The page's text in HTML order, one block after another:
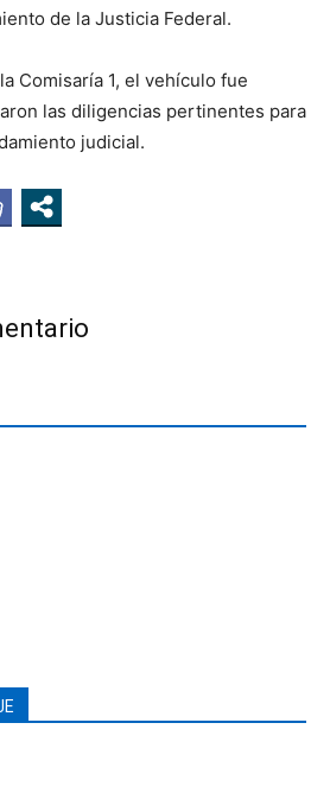
de la Justicia Federal.
Comisaría 1, el vehículo fue
las diligencias pertinentes para
judicial.